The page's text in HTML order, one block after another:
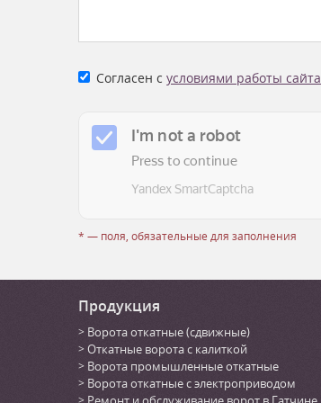
Согласен с условиями работы сайта
* — поля, обязательные для заполнения
Продукция
Ворота откатные (сдвижные)
Откатные ворота с калиткой
Ворота промышленные откатные
Ворота откатные с электроприводом